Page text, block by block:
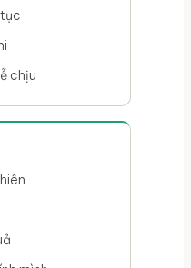
chịu